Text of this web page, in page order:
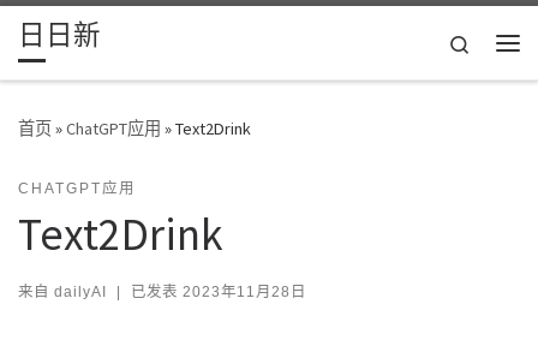
Skip to content
日日新
Search
首页»ChatGPT应用 »Text2Drink
CHATGPT应用
Text2Drink
来自 dailyAI | 已发表 2023年11月28日